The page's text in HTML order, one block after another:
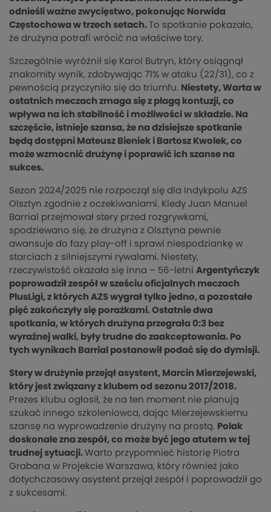
odnieśli ważne zwycięstwo, pokonując Norwida
Częstochowa w trzech setach. To spotkanie pokazało,
że drużyna potrafi wrócić na właściwe tory.
Szczególnie wyróżnił się Karol Butryn, który osiągnął
znakomity wynik, zdobywając 71% w ataku (22/31), co z
pewnością przyczyniło się do triumfu. Niestety, Warta w
ostatnich meczach zmaga się z plagą kontuzji, co
wpływa na ich stabilność i możliwości w składzie. Na
szczęście, istnieje szansa, że na dzisiejsze spotkanie
będą dostępni Mateusz Bieniek i Bartosz Kwolek, co
może wzmocnić drużynę i poprawić ich szanse na
sukces.
Sezon 2024/2025 nie rozpoczął się dla Indykpolu AZS
Olsztyn zgodnie z oczekiwaniami. Kiedy Juan Manuel
Barrial przejmował stery przed rozgrywkami,
spodziewano się, że drużyna z Olsztyna pewnie
awansuje do fazy play-off i sprawi niespodziankę w
starciach z silniejszymi rywalami. Niestety,
rzeczywistość okazała się inna – 56-letni Argentyńczyk
poprowadził zespół w sześciu oficjalnych meczach
PlusLigi, z których AZS wygrał tylko jedno, a pozostałe
pięć zakończyły się porażkami. Ostatnie dwa
spotkania, w których drużyna przegrała 0:3 bez
wyraźnej walki, były trudne do zaakceptowania. Po
tych wynikach Barrial postanowił podać się do dymisji.
Stery w drużynie przejął asystent, Marcin Mierzejewski,
który jest związany z klubem od sezonu 2017/2018.
Prezes klubu ogłosił, że na ten moment nie planują
szukać innego szkoleniowca, dając Mierzejewskiemu
szansę na wyprowadzenie drużyny na prostą. Polak
doskonale zna zespół, co może być jego atutem w tej
trudnej sytuacji. Warto przypomnieć historię Piotra
Grabana w Projekcie Warszawa, który również jako
dotychczasowy asystent przejął zespół i poprowadził go
z sukcesami.